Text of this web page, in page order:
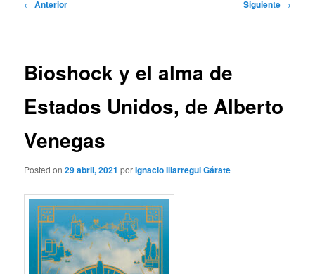
← Anterior Siguiente →
Bioshock y el alma de
Estados Unidos, de Alberto
Venegas
Posted on29 abril, 2021 porIgnacio Illarregui Gárate